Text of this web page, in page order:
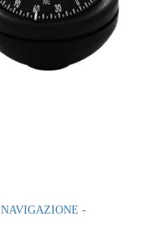
NAVIGAZIONE -